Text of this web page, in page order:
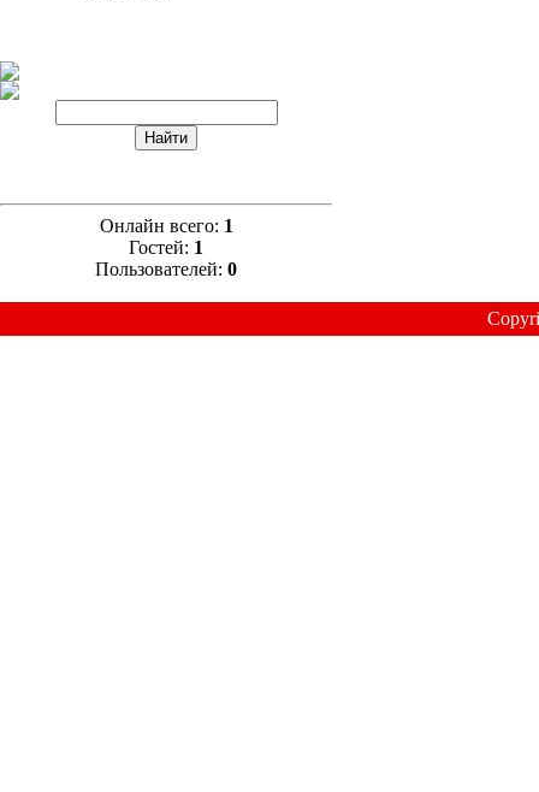
Онлайн всего: 1
Гостей: 1
Пользователей: 0